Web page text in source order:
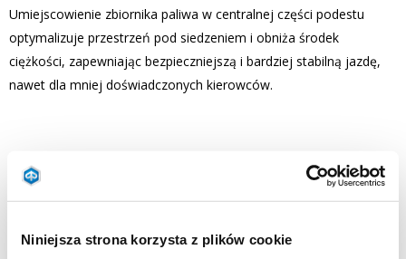
Niniejsza strona korzysta z plików cookie
Umiejscowienie zbiornika paliwa w centralnej części podestu
optymalizuje przestrzeń pod siedzeniem i obniża środek
ciężkości, zapewniając bezpieczniejszą i bardziej stabilną jazdę,
nawet dla mniej doświadczonych kierowców.
Poznaj wersje i kolory
Cena rekomendowana (z VAT)